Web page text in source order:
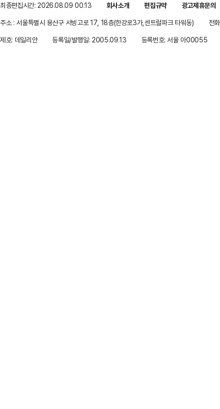
최종편집시간: 2026.08.09 00:13 회사소개 편집규약
광고제휴문의
주소 : 서울특별시 용산구 서빙고로 17, 18층(한강로3가,센트럴파크 타워동)
전
제호: 데일리안
등록일/발행일: 2005.09.13 등록번호: 서울 아00055